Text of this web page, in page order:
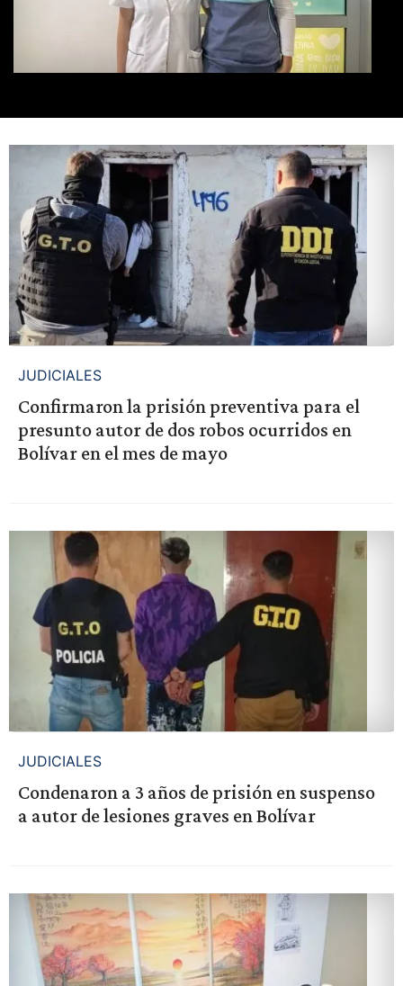
JUDICIALES
Confirmaron la prisión preventiva para el
presunto autor de dos robos ocurridos en
Bolívar en el mes de mayo
JUDICIALES
Condenaron a 3 años de prisión en suspenso
a autor de lesiones graves en Bolívar